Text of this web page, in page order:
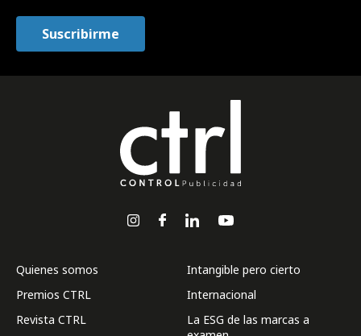
Quienes somos
Premios CTRL
Revista CTRL
Intangible pero cierto
Internacional
La ESG de las marcas a